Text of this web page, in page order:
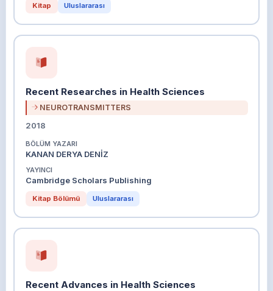
Kitap Uluslararası
Recent Researches in Health Sciences
NEUROTRANSMITTERS
2018
BÖLÜM YAZARI
KANAN DERYA DENİZ
YAYINCI
Cambridge Scholars Publishing
Kitap Bölümü Uluslararası
Recent Advances in Health Sciences